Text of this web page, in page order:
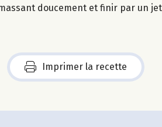
doucement et finir par un
Imprimer la recette